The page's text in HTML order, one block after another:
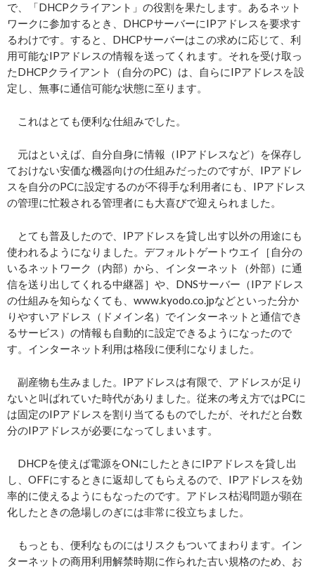
で、「DHCPクライアント」の役割を果たします。あるネット
ワークに参加するとき、DHCPサーバーにIPアドレスを要求す
るわけです。すると、DHCPサーバーはこの求めに応じて、利
用可能なIPアドレスの情報を送ってくれます。それを受け取っ
たDHCPクライアント（自分のPC）は、自らにIPアドレスを設
定し、無事に通信可能な状態に至ります。
これはとても便利な仕組みでした。
元はといえば、自分自身に情報（IPアドレスなど）を保存し
ておけない安価な機器向けの仕組みだったのですが、IPアドレ
スを自分のPCに設定するのが不得手な利用者にも、IPアドレス
の管理に忙殺される管理者にも大喜びで迎えられました。
とても普及したので、IPアドレスを貸し出す以外の用途にも
使われるようになりました。デフォルトゲートウエイ［自分の
いるネットワーク（内部）から、インターネット（外部）に通
信を送り出してくれる中継器］や、DNSサーバー（IPアドレス
の仕組みを知らなくても、www.kyodo.co.jpなどといった分か
りやすいアドレス（ドメイン名）でインターネットと通信でき
るサービス）の情報も自動的に設定できるようになったので
す。インターネット利用は格段に便利になりました。
副産物も生みました。IPアドレスは有限で、アドレスが足り
ないと叫ばれていた時代がありました。従来の考え方ではPCに
は固定のIPアドレスを割り当てるものでしたが、それだと台数
分のIPアドレスが必要になってしまいます。
DHCPを使えば電源をONにしたときにIPアドレスを貸し出
し、OFFにするときに返却してもらえるので、IPアドレスを効
率的に使えるようにもなったのです。アドレス枯渇問題が顕在
化したときの急場しのぎには非常に役立ちました。
もっとも、便利なものにはリスクもついてまわります。イン
ターネットの商用利用解禁時期に作られた古い規格のため、お